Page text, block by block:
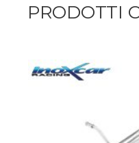
PRODOTTI